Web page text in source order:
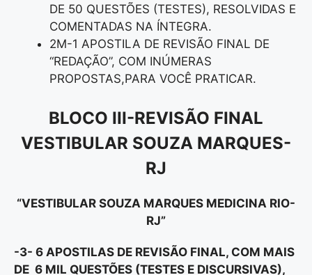
DE 50 QUESTÕES (TESTES), RESOLVIDAS E
COMENTADAS NA ÍNTEGRA.
2M-1 APOSTILA DE REVISÃO FINAL DE
“REDAÇÃO”, COM INÚMERAS
PROPOSTAS,PARA VOCÊ PRATICAR.
BLOCO III-REVISÃO FINAL
VESTIBULAR SOUZA MARQUES-
RJ
“VESTIBULAR SOUZA MARQUES MEDICINA RIO-
RJ”
-3- 6 APOSTILAS DE REVISÃO FINAL, COM MAIS
DE 6 MIL QUESTÕES (TESTES E DISCURSIVAS),